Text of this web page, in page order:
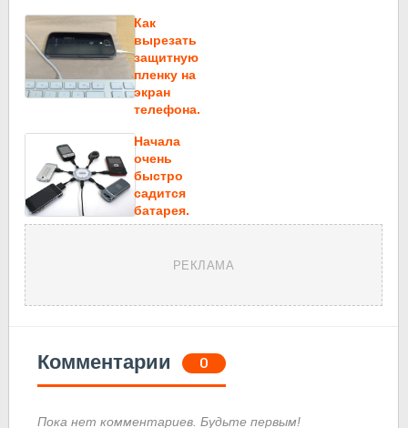
Как
вырезать
защитную
пленку на
экран
телефона.
Начала
очень
быстро
садится
батарея.
РЕКЛАМА
Комментарии 0
Пока нет комментариев. Будьте первым!